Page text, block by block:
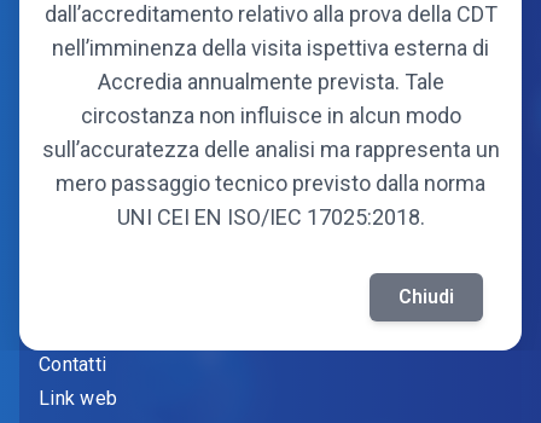
dall’accreditamento relativo alla prova della CDT
nell’imminenza della visita ispettiva esterna di
Accredia annualmente prevista. Tale
circostanza non influisce in alcun modo
sull’accuratezza delle analisi ma rappresenta un
mero passaggio tecnico previsto dalla norma
UNI CEI EN ISO/IEC 17025:2018.
Chiudi
Consorzio
Statuto
Soci fondatori
Soci attuali
Contatti
Link web